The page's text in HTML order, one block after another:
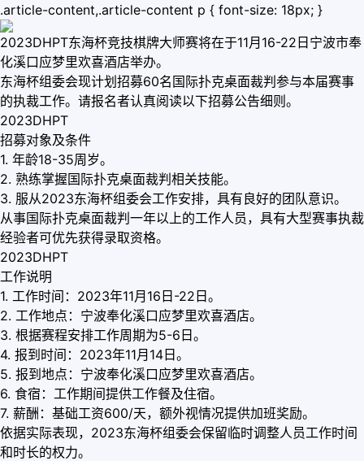
.article-content,.article-content p { font-size: 18px; }
2023DHPT东海杯竞技棋牌大师赛将在于11月16-22日宁波市奉
化溪口应梦里欢喜酒店举办。
东海杯组委会现计划招募60名国际扑克桌面裁判参与本届赛事
的执裁工作。请报名者认真阅读以下招募公告细则。
2023DHPT
招募对象及条件
1. 年龄18-35周岁。
2. 熟练掌握国际扑克桌面裁判相关技能。
3. 服从2023东海杯组委会工作安排，具有良好的团队意识。
从事国际扑克桌面裁判一年以上的工作人员，具有大型赛事执裁
经验者可优先获得录取资格。
2023DHPT
工作说明
1. 工作时间：2023年11月16日-22日。
2. 工作地点：宁波奉化溪口应梦里欢喜酒店。
3. 根据赛程安排工作周期为5-6日。
4. 报到时间：2023年11月14日。
5. 报到地点：宁波奉化溪口应梦里欢喜酒店。
6. 食宿：工作期间提供工作餐及住宿。
7. 薪酬：基础工资600/天，额外视情况提供加班奖励。
依据实际表现，2023东海杯组委会保留临时调整人员工作时间
和时长的权力。